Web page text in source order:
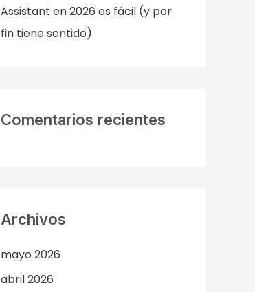
Assistant en 2026 es fácil (y por
fin tiene sentido)
Comentarios recientes
Archivos
mayo 2026
abril 2026